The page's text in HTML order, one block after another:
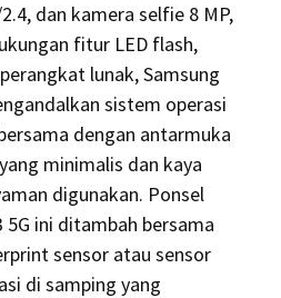
dan kamera selfie 8 MP,
fitur LED flash,
lunak, Samsung
sistem operasi
dengan antarmuka
minimalis dan kaya
digunakan. Ponsel
5G ini ditambah bersama
sensor atau sensor
di samping yang